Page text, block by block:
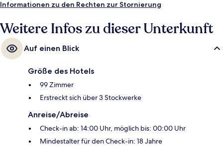
Informationen zu den Rechten zur Stornierung
Weitere Infos zu dieser Unterkunft
Auf einen Blick
Größe des Hotels
99 Zimmer
Erstreckt sich über 3 Stockwerke
Anreise/Abreise
Check-in ab: 14:00 Uhr, möglich bis: 00:00 Uhr
Mindestalter für den Check-in: 18 Jahre